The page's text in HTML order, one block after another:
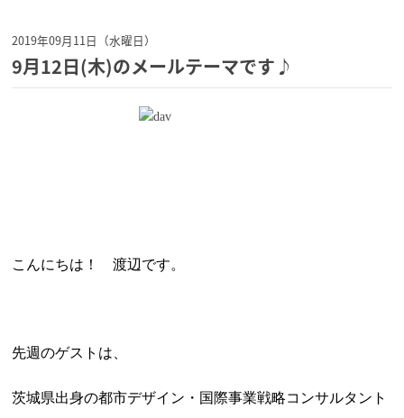
2019年09月11日（水曜日）
9月12日(木)のメールテーマです♪
こんにちは！ 渡辺です。
先週のゲストは、
茨城県出身の都市デザイン・国際事業戦略コンサルタント